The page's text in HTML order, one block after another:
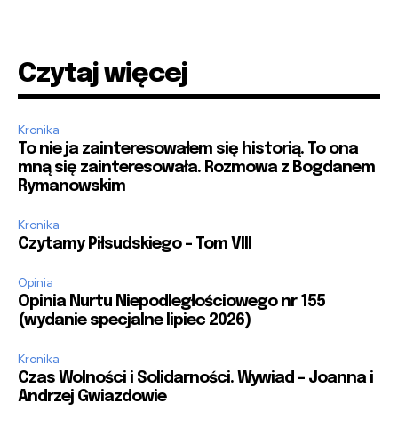
Czytaj więcej
Kronika
To nie ja zainteresowałem się historią. To ona
mną się zainteresowała. Rozmowa z Bogdanem
Rymanowskim
Kronika
Czytamy Piłsudskiego – Tom VIII
Opinia
Opinia Nurtu Niepodległościowego nr 155
(wydanie specjalne lipiec 2026)
Kronika
Czas Wolności i Solidarności. Wywiad – Joanna i
Andrzej Gwiazdowie